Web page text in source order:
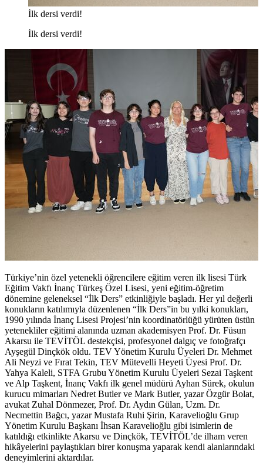
İlk dersi verdi!
İlk dersi verdi!
Türkiye’nin özel yetenekli öğrencilere eğitim veren ilk lisesi Türk
Eğitim Vakfı İnanç Türkeş Özel Lisesi, yeni eğitim-öğretim
dönemine geleneksel “İlk Ders” etkinliğiyle başladı. Her yıl değerli
konukların katılımıyla düzenlenen “İlk Ders”in bu yılki konukları,
1990 yılında İnanç Lisesi Projesi’nin koordinatörlüğü yürüten üstün
yetenekliler eğitimi alanında uzman akademisyen Prof. Dr. Füsun
Akarsu ile TEVİTÖL destekçisi, profesyonel dalgıç ve fotoğrafçı
Ayşegül Dinçkök oldu. TEV Yönetim Kurulu Üyeleri Dr. Mehmet
Ali Neyzi ve Fırat Tekin, TEV Mütevelli Heyeti Üyesi Prof. Dr.
Yahya Kaleli, STFA Grubu Yönetim Kurulu Üyeleri Sezai Taşkent
ve Alp Taşkent, İnanç Vakfı ilk genel müdürü Ayhan Sürek, okulun
kurucu mimarları Nedret Butler ve Mark Butler, yazar Özgür Bolat,
avukat Zuhal Dönmezer, Prof. Dr. Aydın Gülan, Uzm. Dr.
Necmettin Bağcı, yazar Mustafa Ruhi Şirin, Karavelioğlu Grup
Yönetim Kurulu Başkanı İhsan Karavelioğlu gibi isimlerin de
katıldığı etkinlikte Akarsu ve Dinçkök, TEVİTÖL’de ilham veren
hikâyelerini paylaştıkları birer konuşma yaparak kendi alanlarındaki
deneyimlerini aktardılar.